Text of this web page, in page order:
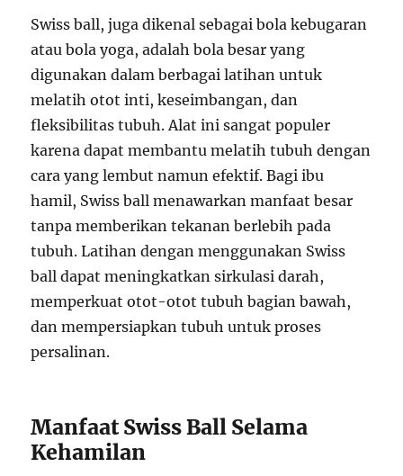
Swiss ball, juga dikenal sebagai bola kebugaran
atau bola yoga, adalah bola besar yang
digunakan dalam berbagai latihan untuk
melatih otot inti, keseimbangan, dan
fleksibilitas tubuh. Alat ini sangat populer
karena dapat membantu melatih tubuh dengan
cara yang lembut namun efektif. Bagi ibu
hamil, Swiss ball menawarkan manfaat besar
tanpa memberikan tekanan berlebih pada
tubuh. Latihan dengan menggunakan Swiss
ball dapat meningkatkan sirkulasi darah,
memperkuat otot-otot tubuh bagian bawah,
dan mempersiapkan tubuh untuk proses
persalinan.
Manfaat Swiss Ball Selama
Kehamilan